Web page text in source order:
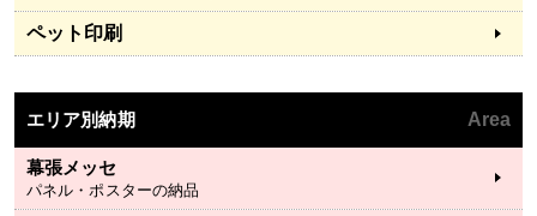
ペット印刷
エリア別納期 Area
幕張メッセ
パネル・ポスターの納品